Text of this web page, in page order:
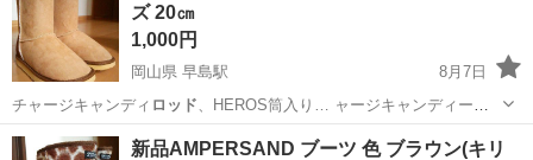
ズ 20㎝
1,000円
岡山県 早島駅
8月7日
チャージキャンディ ロッド 、HEROS筒入り… ャージキャンディー
ッド5378円、HER…
岡山 都窪郡 早島駅 ベネッセ
新品AMPERSAND ブーツ 色 ブラウン(キリ